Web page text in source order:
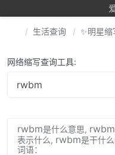
生活查询 ✨明星缩
网络缩写查询工具:
rwbm是什么意思, rwbm
表示什么, rwbm是干什
词语：